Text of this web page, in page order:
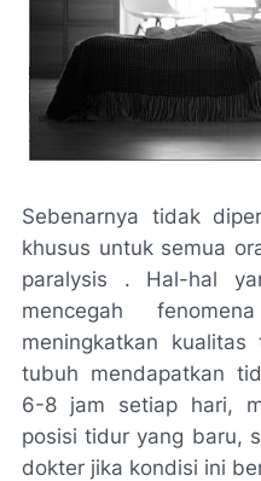
Sebenarnya tidak
khusus untuk semua
paralysis . Hal-hal
mencegah
meningkatkan
tubuh mendapatkan
6-8 jam setiap hari,
posisi tidur yang baru,
dokter jika kondisi ini